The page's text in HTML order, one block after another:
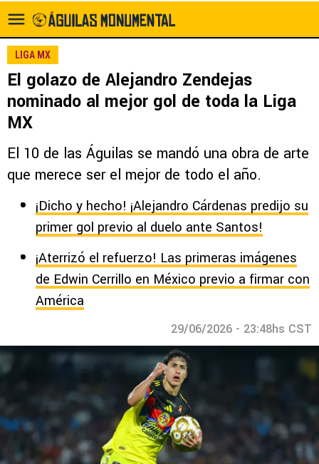
LIGA MX
El golazo de Alejandro Zendejas
nominado al mejor gol de toda la Liga
MX
El 10 de las Águilas se mandó una obra de arte
que merece ser el mejor de todo el año.
¡Dicho y hecho! ¡Alejandro Cárdenas predijo su
primer gol previo al duelo ante Santos!
¡Aterrizó el refuerzo! Las primeras imágenes
de Edwin Cerrillo en México previo a firmar con
América
29/06/2026 - 23:48hs CST